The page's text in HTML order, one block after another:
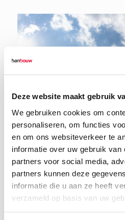
Deze website maakt gebruik
We gebruiken cookies om
personaliseren, om functies
en om ons websiteverkeer te
informatie over uw gebruik van
partners voor social media,
partners kunnen deze
informatie die u aan ze heeft
verzameld op basis van uw
11 juli 2019